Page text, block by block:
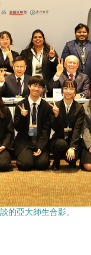
的亞大師生合影。